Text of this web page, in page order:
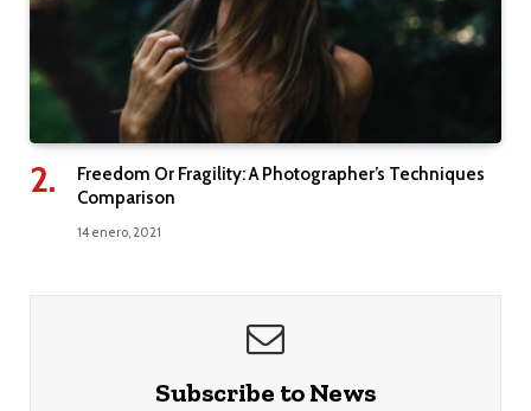
Freedom Or Fragility: A Photographer’s Techniques
Comparison
14 enero, 2021
Subscribe to News